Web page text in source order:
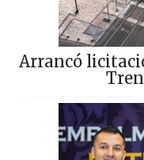
Arrancó